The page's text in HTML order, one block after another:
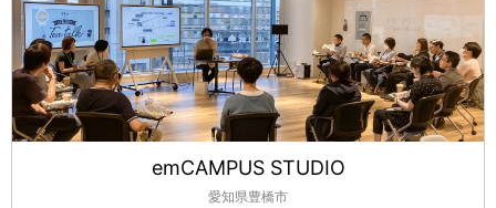
emCAMPUS STUDIO
愛知県豊橋市